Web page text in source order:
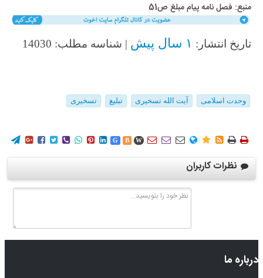
منبع: فصل نامه پیام مبلغ ص51
تاریخ انتشار: ۱ سال پیش | شناسه مطلب: 14030
وحدت اسلامی آیت الله تسخیری تبلیغ تسخیری
        G B W        
نظرات کاربران
درباره ما